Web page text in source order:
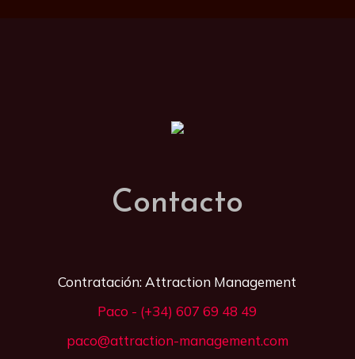
Contacto
Contratación: Attraction Management
Paco - (+34) 607 69 48 49
paco@attraction-management.com